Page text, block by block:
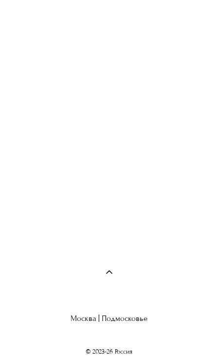
Москва | Подмосковье
© 2023-26 Россия